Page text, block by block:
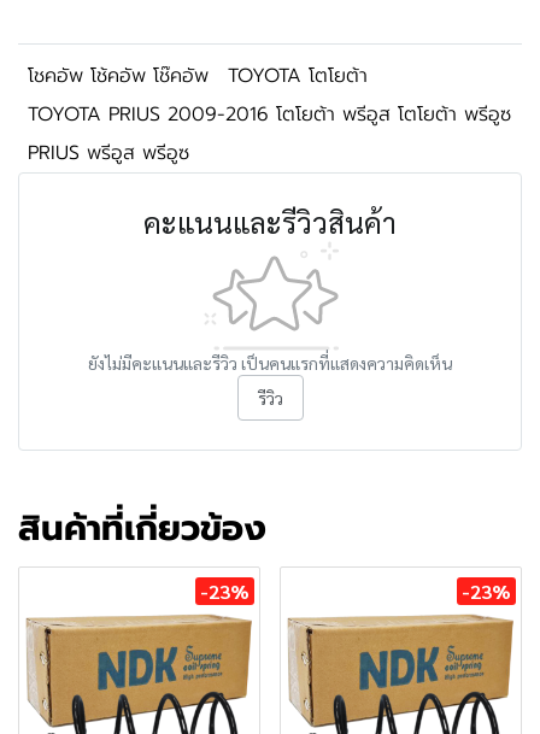
โชคอัพ โช้คอัพ โช๊คอัพ
TOYOTA โตโยต้า
TOYOTA PRIUS 2009-2016 โตโยต้า พรีอูส โตโยต้า พรีอูซ
PRIUS พรีอูส พรีอูซ
คะแนนและรีวิวสินค้า
ยังไม่มีคะแนนและรีวิว เป็นคนแรกที่แสดงความคิดเห็น
รีวิว
สินค้าที่เกี่ยวข้อง
-23% -23%